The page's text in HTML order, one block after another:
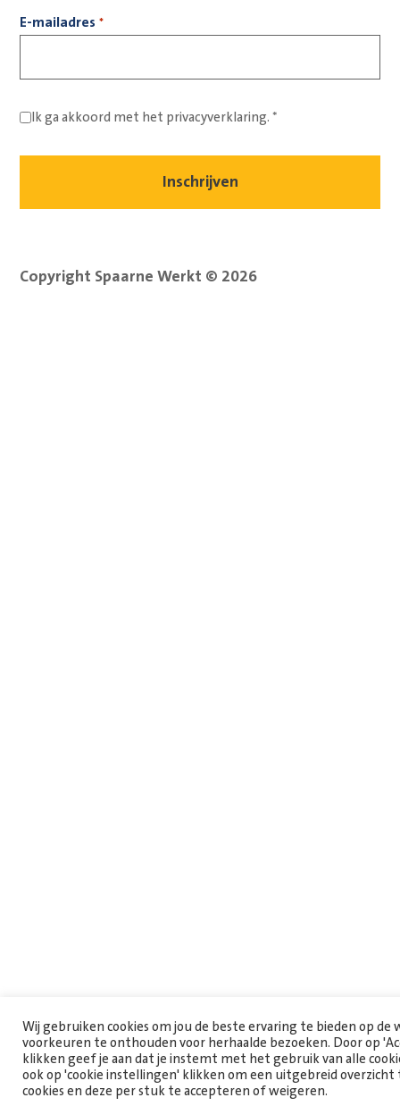
E-mailadres *
Ik ga akkoord met het privacyverklaring. *
Copyright Spaarne Werkt © 2026
Wij gebruiken cookies om jou de beste ervaring te bieden op de
voorkeuren te onthouden voor herhaalde bezoeken. Door op
klikken geef je aan dat je instemt met het gebruik van alle
ook op 'cookie instellingen' klikken om een uitgebreid overzicht
cookies en deze per stuk te accepteren of weigeren.